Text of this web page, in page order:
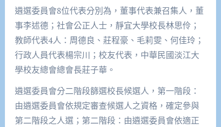
遴選委員會8位代表分別為，董事代表兼召集人，董
事李述德；社會公正人士，靜宜大學校長林思伶；
教師代表4人：周德良、莊程豪、毛莉雯、何佳玲；
行政人員代表楊宗川；校友代表，中華民國淡江大
學校友總會總會長莊子華。
遴選委員會分二階段篩選校長候選人，第一階段：
由遴選委員會依規定審查候選人之資格，確定參與
第二階段之人選；第二階段：由遴選委員會依適正